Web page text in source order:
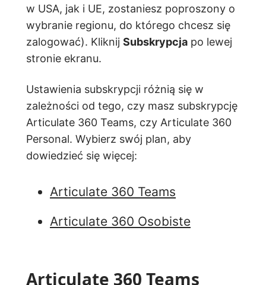
w USA, jak i UE, zostaniesz poproszony o
wybranie regionu, do którego chcesz się
zalogować). Kliknij Subskrypcja po lewej
stronie ekranu.
Ustawienia subskrypcji różnią się w
zależności od tego, czy masz subskrypcję
Articulate 360 Teams, czy Articulate 360
Personal. Wybierz swój plan, aby
dowiedzieć się więcej:
Articulate 360 Teams
Articulate 360 Osobiste
Articulate 360 Teams